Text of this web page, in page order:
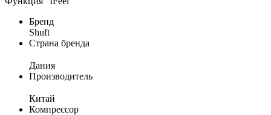
Бренд
Shuft
Страна бренда
Дания
Производитель
Китай
Компрессор